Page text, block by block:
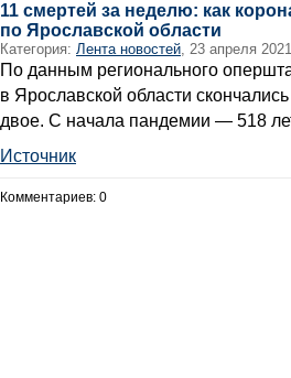
11 смертей за неделю: как
по Ярославской области
Категория: Лента новостей, 23 апреля
По данным регионального
в Ярославской области
двое. С начала пандемии — 518
Источник
Комментариев: 0